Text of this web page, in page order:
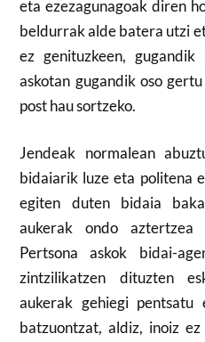
eta ezezagunagoak diren
beldurrak alde batera utzi
ez genituzkeen,
askotan gugandik oso
post hau sortzeko.
Jendeak normalean
bidaiarik luze eta politena
egiten duten bidaia
aukerak ondo aztertzea
Pertsona askok bidai-
zintzilikatzen dituzten
aukerak gehiegi
batzuontzat, aldiz, inoiz